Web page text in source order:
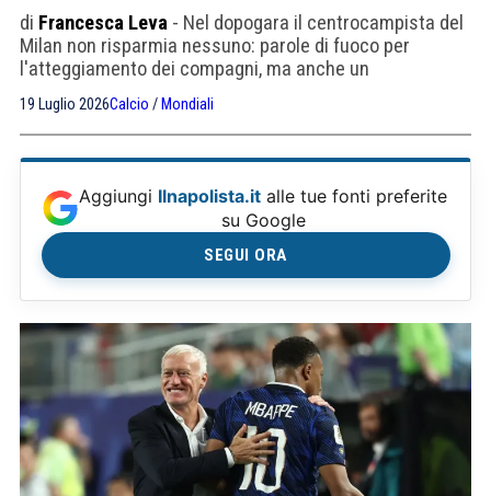
di Francesca Leva - Nel dopogara il centrocampista del
Milan non risparmia nessuno: parole di fuoco per
l'atteggiamento dei compagni, ma anche un
commovente omaggio al ct che dice addio.
19 Luglio 2026Calcio / Mondiali
Aggiungi Ilnapolista.it alle tue fonti preferite
su Google
SEGUI ORA